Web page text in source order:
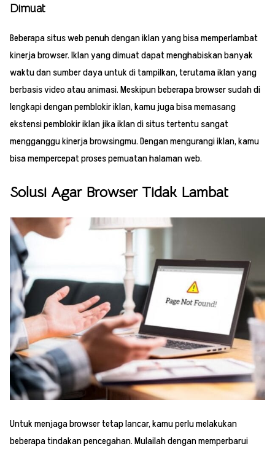
Dimuat
Beberapa situs web penuh dengan iklan yang bisa memperlambat
kinerja browser. Iklan yang dimuat dapat menghabiskan banyak
waktu dan sumber daya untuk di tampilkan, terutama iklan yang
berbasis video atau animasi. Meskipun beberapa browser sudah di
lengkapi dengan pemblokir iklan, kamu juga bisa memasang
ekstensi pemblokir iklan jika iklan di situs tertentu sangat
mengganggu kinerja browsingmu. Dengan mengurangi iklan, kamu
bisa mempercepat proses pemuatan halaman web.
Solusi Agar Browser Tidak Lambat
Untuk menjaga browser tetap lancar, kamu perlu melakukan
beberapa tindakan pencegahan. Mulailah dengan memperbarui